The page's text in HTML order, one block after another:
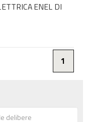
ENEL DI
1